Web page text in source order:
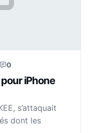
0
iPhone
s’attaquait
dont les